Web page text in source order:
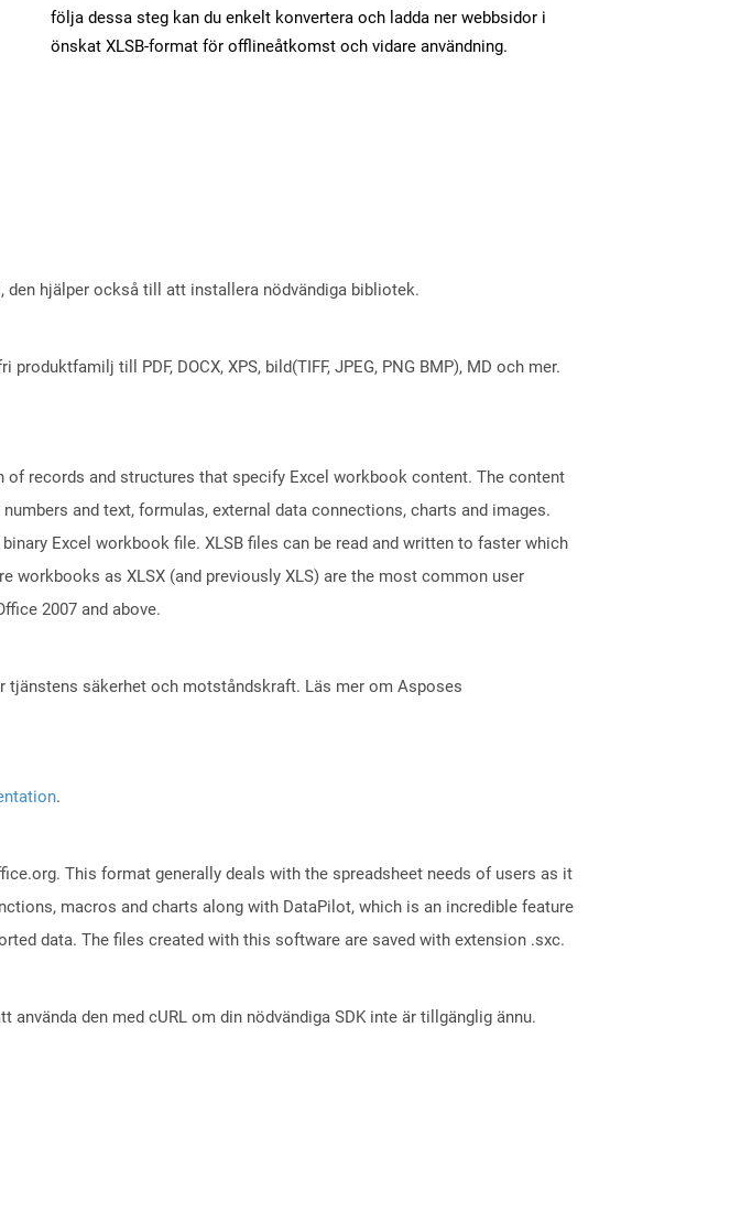
följa dessa steg kan du enkelt konvertera och ladda ner webbsidor i
önskat XLSB-format för offlineåtkomst och vidare användning.
den hjälper också till att installera nödvändiga bibliotek.
till PDF, DOCX, XPS, bild(TIFF, JPEG, PNG BMP), MD och mer.
records and structures that specify Excel workbook content. The content
and text, formulas, external data connections, charts and images.
Excel workbook file. XLSB files can be read and written to faster which
as XLSX (and previously XLS) are the most common user
2007 and above.
tjänstens säkerhet och motståndskraft. Läs mer om Asposes
.
This format generally deals with the spreadsheet needs of users as it
macros and charts along with DataPilot, which is an incredible feature
data. The files created with this software are saved with extension .sxc.
den med cURL om din nödvändiga SDK inte är tillgänglig ännu.